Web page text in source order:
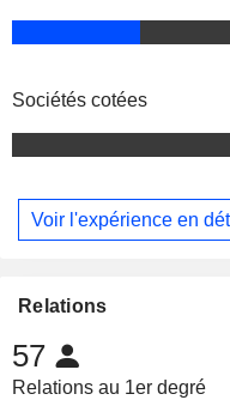
Sociétés cotées
Voir l'expérience en
Relations
57
Relations au 1er degré